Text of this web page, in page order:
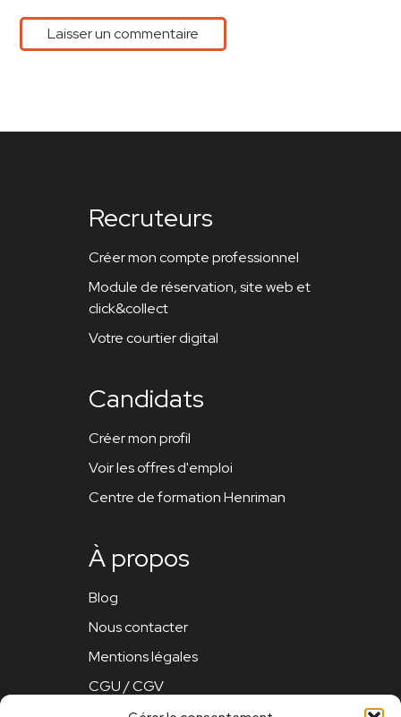
Recruteurs
Créer mon compte professionnel
Module de réservation, site web et
click&collect
Votre courtier digital
Candidats
Créer mon profil
Voir les offres d'emploi
Centre de formation Henriman
À propos
Blog
Nous contacter
Mentions légales
CGU / CGV